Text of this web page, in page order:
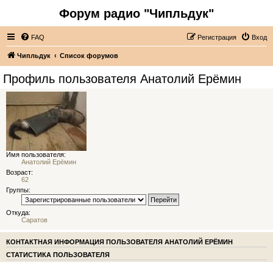
Форум радио "Чипльдук"
FAQ Вход
Регистрация
Чипльдук Список форумов
Профиль пользователя Анатолий Ерёмин
Имя пользователя:
Анатолий Ерёмин
Возраст:
62
Группы:
Откуда:
Саратов
КОНТАКТНАЯ ИНФОРМАЦИЯ ПОЛЬЗОВАТЕЛЯ АНАТОЛИЙ ЕРЁМИН
СТАТИСТИКА ПОЛЬЗОВАТЕЛЯ